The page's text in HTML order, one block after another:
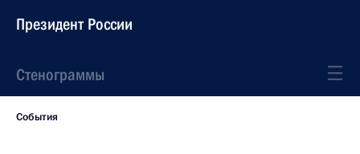
Президент России
Стенограммы
События